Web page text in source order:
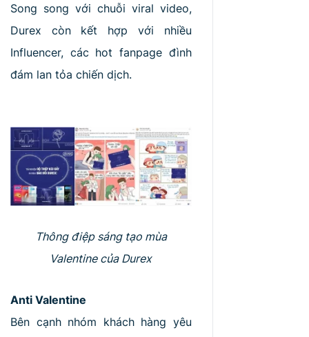
Song song với chuỗi viral video,
Durex còn kết hợp với nhiều
Influencer, các hot fanpage đình
đám lan tỏa chiến dịch.
Thông điệp sáng tạo mùa
Valentine của Durex
Anti Valentine
Bên cạnh nhóm khách hàng yêu